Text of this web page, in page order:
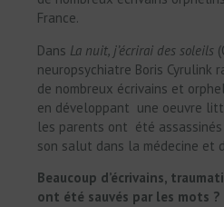
France.
Dans La nuit, j’écrirai des soleils
neuropsychiatre Boris Cyrulink
de nombreux écrivains et
en développant une oeuvre
les parents ont été
son salut dans la médecine et
Beaucoup d’écrivains,
ont été sauvés par les mots ?